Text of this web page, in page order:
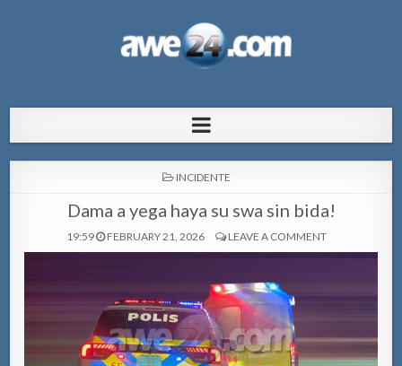
pa Aruba
POSTED
INCIDENTE
Dama a yega haya su swa sin bida!
19:59 FEBRUARY 21, 2026 LEAVE A COMMENT